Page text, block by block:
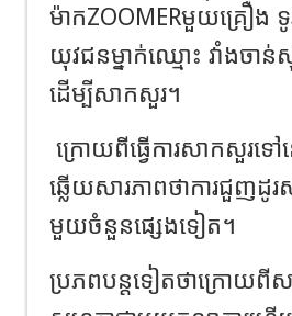
ម៉ាកZOOMERមួយគ្រឿង
យុវជនម្នាក់ឈ្មោះ វាំងចាន់
ដើម្បីសាកសួរ។
ក្រោយពីធ្វើការសាកសួរ
ឆ្លើយសារភាពថាការជួញដូ
មួយចំនួនផ្សេងទៀត។
ប្រភពបន្តទៀតថាក្រោយពី